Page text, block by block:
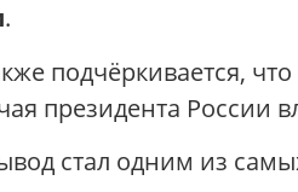
.
подчёркивается,
президента России
стал одним из